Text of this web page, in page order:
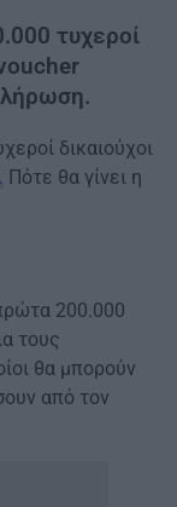
τυχεροί
δικαιούχοι
Πότε θα γίνει η
200.000
τους
θα μπορούν
από τον